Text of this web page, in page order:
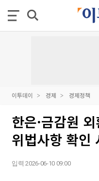
이투데이 경제 경제정책
한은·금감원
위법사항 확인
입력 2026-06-10 09:00